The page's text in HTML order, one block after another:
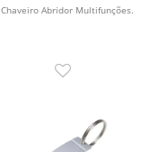
Chaveiro Abridor Multifunções.